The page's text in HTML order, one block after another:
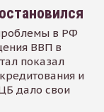
в РФ
ВВП в
показал
и
дало свои